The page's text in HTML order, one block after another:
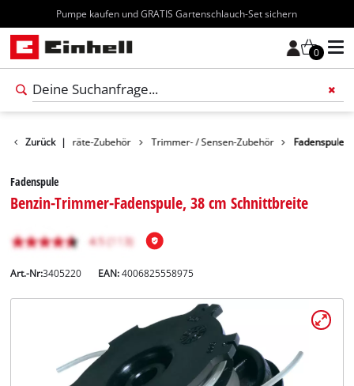
Kostenloser Versand ab 70€
0
Zurück |
Gartengeräte-Zubehör Trimmer- / Sensen-Zubehör Fadenspule
Fadenspule
Benzin-Trimmer-Fadenspule, 38 cm Schnittbreite
Art.-Nr:3405220 EAN:4006825558975